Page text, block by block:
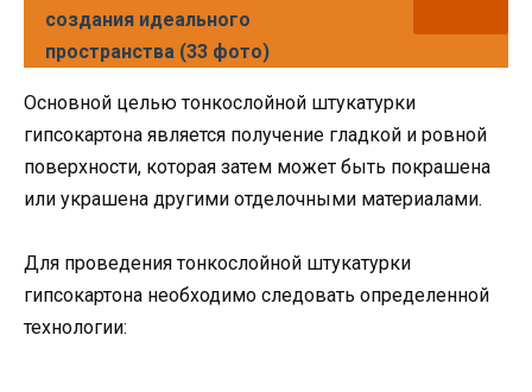
создания идеального
пространства (33 фото)
Основной целью тонкослойной штукатурки
гипсокартона является получение гладкой и ровной
поверхности, которая затем может быть покрашена
или украшена другими отделочными материалами.
Для проведения тонкослойной штукатурки
гипсокартона необходимо следовать определенной
технологии: